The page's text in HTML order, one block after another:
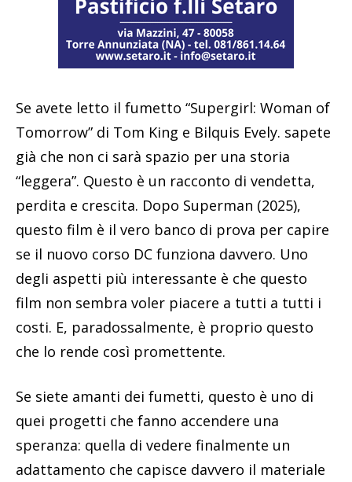
Se avete letto il fumetto “Supergirl: Woman of
Tomorrow” di Tom King e Bilquis Evely. sapete
già che non ci sarà spazio per una storia
“leggera”. Questo è un racconto di vendetta,
perdita e crescita. Dopo Superman (2025),
questo film è il vero banco di prova per capire
se il nuovo corso DC funziona davvero. Uno
degli aspetti più interessante è che questo
film non sembra voler piacere a tutti a tutti i
costi. E, paradossalmente, è proprio questo
che lo rende così promettente.
Se siete amanti dei fumetti, questo è uno di
quei progetti che fanno accendere una
speranza: quella di vedere finalmente un
adattamento che capisce davvero il materiale